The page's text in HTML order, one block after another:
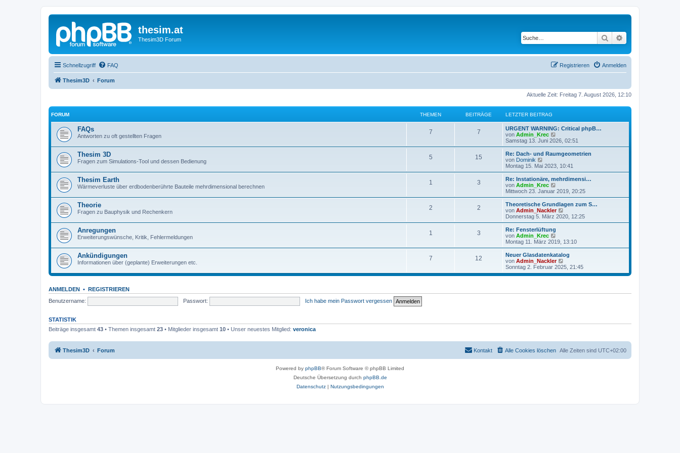
thesim.at
Thesim3D Forum Suche
Schnellzugriff FAQ Anmelden
Registrieren
Thesim3D Forum
Aktuelle Zeit: Freitag 7. August 2026, 12:10
FORUM THEMEN BEITRÄGE LETZTER BEITRAG
FAQs
Antworten zu oft gestellten Fragen
7 7
URGENT WARNING: Critical phpB…
von Admin_Krec
e
u
e
t
e
B
e
i
r
a
g
Samstag 13. Juni 2026, 02:51
Thesim 3D
Fragen zum Simulations-Tool und dessen Bedienung
5 15
Re: Dach- und Raumgeometrien
von Dominik
e
u
e
s
t
r
B
e
i
r
a
g
Montag 15. Mai 2023, 10:41
Thesim Earth
Wärmeverluste über erdbodenberührte Bauteile mehrdimensional berechnen
1 3
Re: Instationäre, mehrdimensi…
von Admin_Krec
e
u
e
s
t
e
i
r
a
g
Mittwoch 23. Januar 2019, 20:25
Theorie
Fragen zu Bauphysik und Rechenkern
2 2
Theoretische Grundlagen zum S…
von Admin_Nackler
e
u
t
B
e
i
t
g
Donnerstag 5. März 2020, 12:25
Anregungen
Erweiterungswünsche, Kritik, Fehlermeldungen
1 3
Re: Fensterlüftung
von Admin_Krec
e
u
e
s
t
r
i
Montag 11. März 2019, 13:10
Ankündigungen
Informationen über (geplante) Erweiterungen etc.
7 12
Neuer Glasdatenkatalog
von Admin_Nackler
e
u
Sonntag 2. Februar 2025, 21:45
ANMELDEN • REGISTRIEREN
Benutzername:
Passwort: Ich habe mein Passwort vergessen
STATISTIK
Beiträge insgesamt 43 • Themen insgesamt 23 • Mitglieder insgesamt 10 • Unser neuestes Mitglied: veronica
Thesim3D Forum Alle Zeiten sind UTC+02:00
Alle Cookies löschen
Kontakt
Powered by phpBB® Forum Software © phpBB Limited
Deutsche Übersetzung durch phpBB.de
Datenschutz| Nutzungsbedingungen